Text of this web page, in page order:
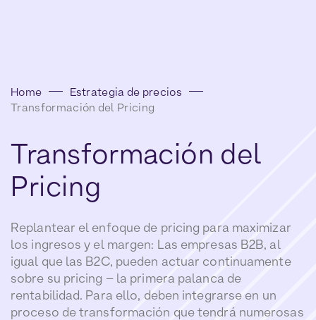
Home
Estrategia de precios
Transformación del Pricing
Transformación del
Pricing
Replantear el enfoque de pricing para maximizar
los ingresos y el margen: Las empresas B2B, al
igual que las B2C, pueden actuar continuamente
sobre su pricing – la primera palanca de
rentabilidad. Para ello, deben integrarse en un
proceso de transformación que tendrá numerosas